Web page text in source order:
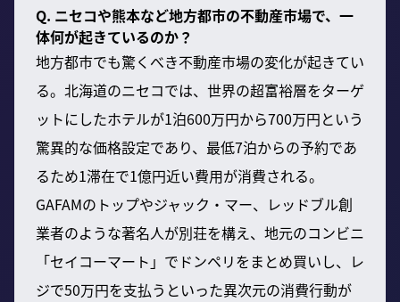
Q. ニセコや熊本など地方都市の不動産市場で、一
体何が起きているのか？
地方都市でも驚くべき不動産市場の変化が起きてい
る。北海道のニセコでは、世界の超富裕層をターゲ
ットにしたホテルが1泊600万円から700万円という
驚異的な価格設定であり、最低7泊からの予約であ
るため1滞在で1億円近い費用が消費される。
GAFAMのトップやジャック・マー、レッドブル創
業者のような著名人が別荘を構え、地元のコンビニ
「セイコーマート」でドンペリをまとめ買いし、レ
ジで50万円を支払うといった異次元の消費行動が